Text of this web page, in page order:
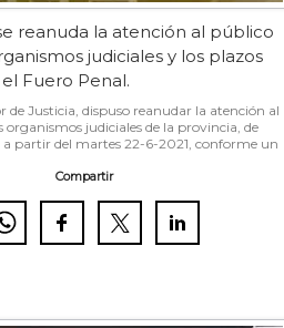
reanuda la atención al público
judiciales y los plazos
Fuero Penal.
de Justicia, dispuso reanudar la atención al
organismos judiciales de la provincia, de
a partir del martes 22-6-2021, conforme un
Compartir